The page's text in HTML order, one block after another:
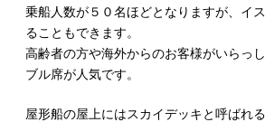
乗船人数が５０名ほどとなりますが、イ
ることもできます。
高齢者の方や海外からのお客様がいらっ
ブル席が人気です。
屋形船の屋上にはスカイデッキと呼ばれ